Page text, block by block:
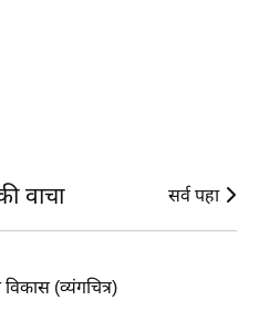
वाचा सर्व पहा
(व्यंगचित्र)